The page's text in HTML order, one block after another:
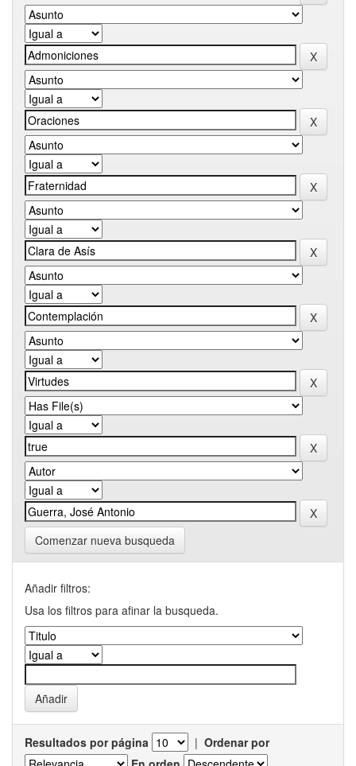
Comenzar nueva busqueda
Añadir filtros:
Usa los filtros para afinar la busqueda.
Resultados por página | Ordenar por